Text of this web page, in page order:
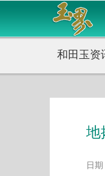
和田玉资
地
日